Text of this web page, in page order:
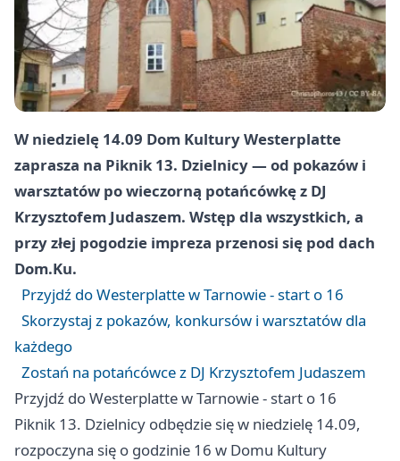
W niedzielę 14.09 Dom Kultury Westerplatte
zaprasza na Piknik 13. Dzielnicy — od pokazów i
warsztatów po wieczorną potańcówkę z DJ
Krzysztofem Judaszem. Wstęp dla wszystkich, a
przy złej pogodzie impreza przenosi się pod dach
Dom.Ku.
Przyjdź do Westerplatte w Tarnowie - start o 16
Skorzystaj z pokazów, konkursów i warsztatów dla
każdego
Zostań na potańcówce z DJ Krzysztofem Judaszem
Przyjdź do Westerplatte w Tarnowie - start o 16
Piknik 13. Dzielnicy odbędzie się w niedzielę 14.09,
rozpoczyna się o godzinie 16 w Domu Kultury